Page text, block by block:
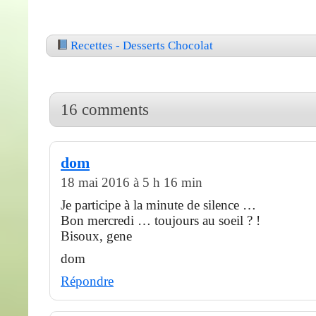
Recettes - Desserts Chocolat
16 comments
dom
18 mai 2016 à 5 h 16 min
Je participe à la minute de silence …
Bon mercredi … toujours au soeil ? !
Bisoux, gene
dom
Répondre